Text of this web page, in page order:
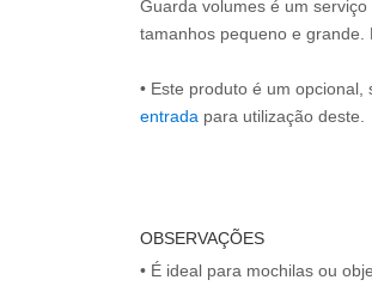
Guarda volumes é um
tamanhos pequeno e grande.
• Este produto é um
entrada para utilização deste.
OBSERVAÇÕES
• É ideal para mochilas ou